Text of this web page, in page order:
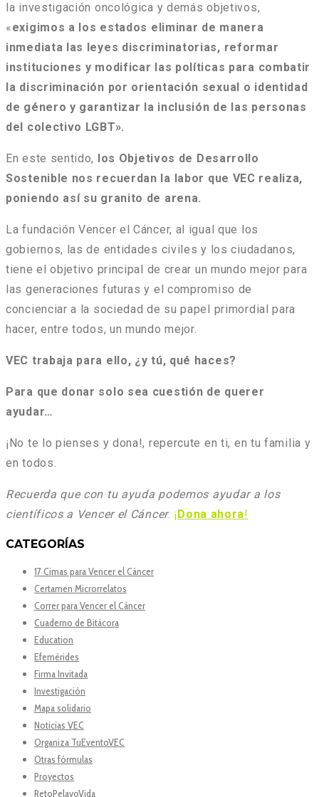
la investigación oncológica y demás objetivos,
«exigimos a los estados eliminar de manera
inmediata las leyes discriminatorias, reformar
instituciones y modificar las políticas para combatir
la discriminación por orientación sexual o identidad
de género y garantizar la inclusión de las personas
del colectivo LGBT».
En este sentido, los Objetivos de Desarrollo
Sostenible nos recuerdan la labor que VEC realiza,
poniendo así su granito de arena.
La fundación Vencer el Cáncer, al igual que los
gobiernos, las de entidades civiles y los ciudadanos,
tiene el objetivo principal de crear un mundo mejor para
las generaciones futuras y el compromiso de
concienciar a la sociedad de su papel primordial para
hacer, entre todos, un mundo mejor.
VEC trabaja para ello, ¿y tú, qué haces?
Para que donar solo sea cuestión de querer
ayudar…
¡No te lo pienses y dona!, repercute en ti, en tu familia y
en todos.
Recuerda que con tu ayuda podemos ayudar a los
científicos a Vencer el Cáncer. ¡Dona ahora!
CATEGORÍAS
17 Cimas para Vencer el Cáncer
Certamen Microrrelatos
Correr para Vencer el Cáncer
Cuaderno de Bitácora
Education
Efemérides
Firma Invitada
Investigación
Mapa solidario
Noticias VEC
Organiza TuEventoVEC
Otras fórmulas
Proyectos
RetoPelayoVida